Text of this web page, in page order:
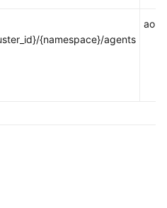
{namespace}/agents